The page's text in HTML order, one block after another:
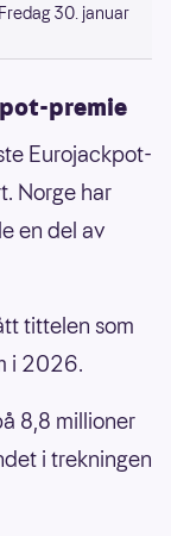
Fredag 30. januar
premie
Eurojackpot-
Norge har
en del av
tittelen som
i 2026.
8,8 millioner
i trekningen